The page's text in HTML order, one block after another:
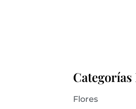
Flores